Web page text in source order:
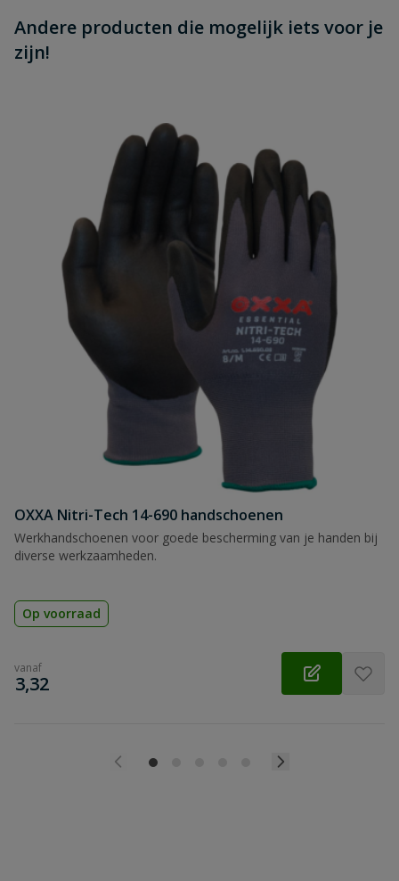
Andere producten die mogelijk iets voor je
zijn!
OXXA Nitri-Tech 14-690 handschoenen
Werkhandschoenen voor goede bescherming van je handen bij
diverse werkzaamheden.
Op voorraad
vanaf
€
3,32